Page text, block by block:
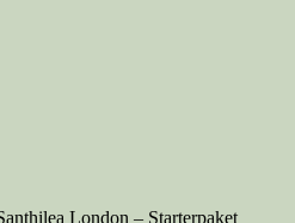
London – Starterpaket